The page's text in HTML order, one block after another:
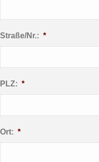
Straße/Nr.: *
PLZ: *
Ort: *